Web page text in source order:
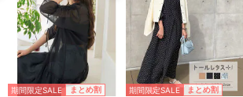
期間限定SALE まとめ割 期間限定SALE まとめ割